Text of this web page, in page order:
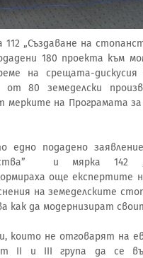
112 „Създаване на
180 проекта към
на срещата-
от 80 земеделски
на Програмата за
подадено
и мярка 142
още експертите
на земеделските
как да модернизират
които не отговарят на
ІІ и ІІІ група да се